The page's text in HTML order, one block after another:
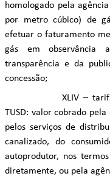
homologado pela
por metro cúbico) de
efetuar o faturamento
gás em observância
transparência e da
concessão;
XLIV –
TUSD: valor cobrado
pelos serviços de
canalizado, do
autoprodutor, nos
diretamente, ou pela